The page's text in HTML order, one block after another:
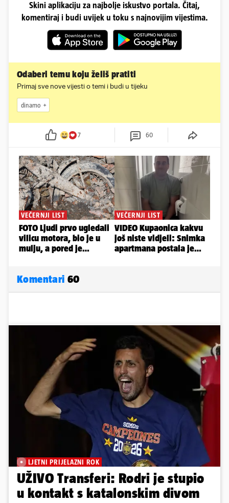
Skini aplikaciju za najbolje iskustvo portala. Čitaj,
komentiraj i budi uvijek u toku s najnovijim vijestima.
Odaberi temu koju želiš pratiti
Primaj sve nove vijesti o temi i budi u tijeku
dinamo
7 60
Komentari 60
LJETNI PRIJELAZNI ROK
UŽIVO Transferi: Rodri je stupio
u kontakt s katalonskim divom